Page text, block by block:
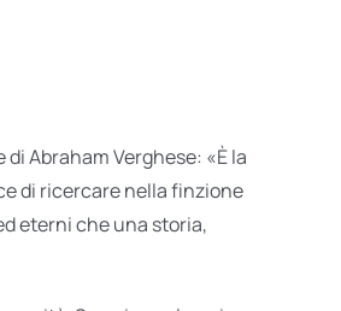
Abraham Verghese: «È la
di ricercare nella finzione
eterni che una storia,